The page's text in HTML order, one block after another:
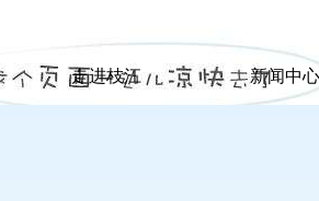
走进枝江
新闻中心